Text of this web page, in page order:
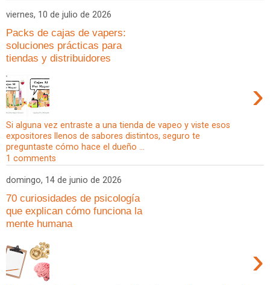
viernes, 10 de julio de 2026
Packs de cajas de vapers:
soluciones prácticas para
tiendas y distribuidores
›
Si alguna vez entraste a una tienda de vapeo y viste esos
expositores llenos de sabores distintos, seguro te
preguntaste cómo hace el dueño ...
1 comments
domingo, 14 de junio de 2026
70 curiosidades de psicología
que explican cómo funciona la
mente humana
›